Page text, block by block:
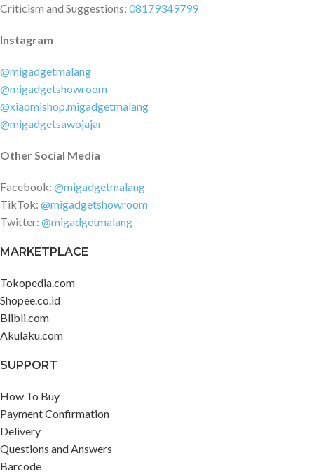
Criticism and Suggestions: 08179349799
Instagram
@migadgetmalang
@migadgetshowroom
@xiaomishop.migadgetmalang
@migadgetsawojajar
Other Social Media
Facebook: @migadgetmalang
TikTok: @migadgetshowroom
Twitter: @migadgetmalang
MARKETPLACE
Tokopedia.com
Shopee.co.id
Blibli.com
Akulaku.com
SUPPORT
How To Buy
Payment Confirmation
Delivery
Questions and Answers
Barcode